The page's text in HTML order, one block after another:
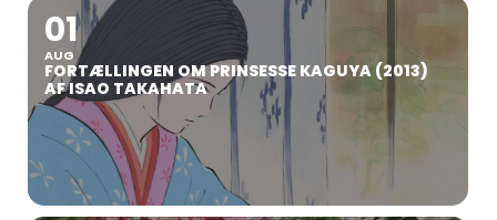
01
AUG
FORTÆLLINGEN OM PRINSESSE KAGUYA (2013)
AF ISAO TAKAHATA